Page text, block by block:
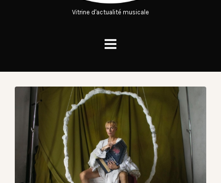
Vitrine d'actualité musicale